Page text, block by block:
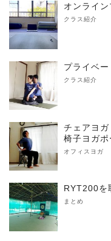
オンライ
クラス紹介
プライベ
クラス紹介
チェアヨ
椅子ヨガポ
オフィスヨガ
RYT200を
まとめ